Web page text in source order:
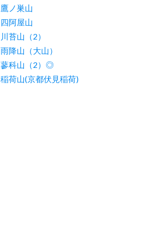
鷹ノ巣山
四阿屋山
川苔山（2）
雨降山（大山）
蓼科山（2）◎
稲荷山(京都伏見稲荷)